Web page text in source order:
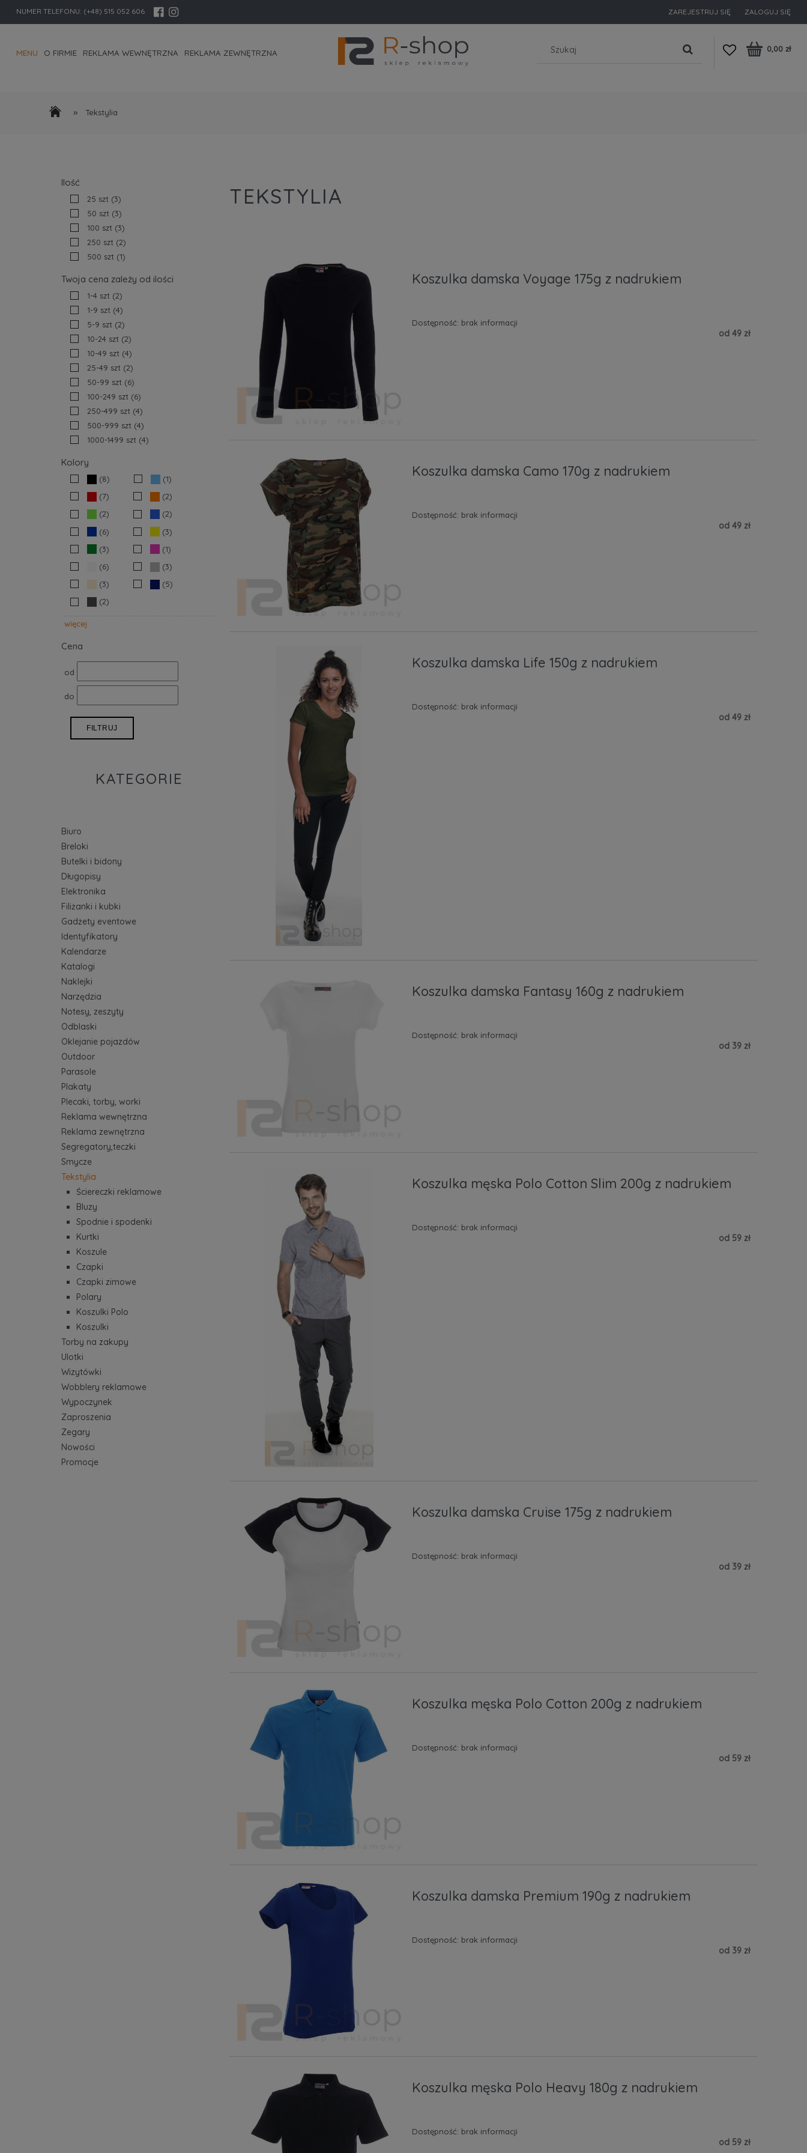
NUMER TELEFONU: (+48) 515 052 606 ZAREJESTRUJ SIĘ ZALOGUJ SIĘ
MENU O FIRMIE REKLAMA WEWNĘTRZNA REKLAMA ZEWNĘTRZNA 0,00 zł
» Tekstylia
Ilość
25 szt (3)
50 szt (3)
100 szt (3)
250 szt (2)
500 szt (1)
Twoja cena zależy od ilości
1-4 szt (2)
1-9 szt (4)
5-9 szt (2)
10-24 szt (2)
10-49 szt (4)
25-49 szt (2)
50-99 szt (6)
100-249 szt (6)
250-499 szt (4)
500-999 szt (4)
1000-1499 szt (4)
Kolory
(8)
(1)
(7)
(2)
(2)
(2)
(6)
(3)
(3)
(1)
(6)
(3)
(3)
(5)
(2)
więcej
Cena
od
do
FILTRUJ
KATEGORIE
Biuro
Breloki
Butelki i bidony
Długopisy
Elektronika
Filiżanki i kubki
Gadżety eventowe
Identyfikatory
Kalendarze
Katalogi
Naklejki
Narzędzia
Notesy, zeszyty
Odblaski
Oklejanie pojazdów
Outdoor
Parasole
Plakaty
Plecaki, torby, worki
Reklama wewnętrzna
Reklama zewnętrzna
Segregatory,teczki
Smycze
Tekstylia
Ściereczki reklamowe
Bluzy
Spodnie i spodenki
Kurtki
Koszule
Czapki
Czapki zimowe
Polary
Koszulki Polo
Koszulki
Torby na zakupy
Ulotki
Wizytówki
Wobblery reklamowe
Wypoczynek
Zaproszenia
Zegary
Nowości
Promocje
TEKSTYLIA
Koszulka damska Voyage 175g z nadrukiem
Dostępność: brak informacji
od 49 zł
Koszulka damska Camo 170g z nadrukiem
Dostępność: brak informacji
od 49 zł
Koszulka damska Life 150g z nadrukiem
Dostępność: brak informacji
od 49 zł
Koszulka damska Fantasy 160g z nadrukiem
Dostępność: brak informacji
od 39 zł
Koszulka męska Polo Cotton Slim 200g z nadrukiem
Dostępność: brak informacji
od 59 zł
Koszulka damska Cruise 175g z nadrukiem
Dostępność: brak informacji
od 39 zł
Koszulka męska Polo Cotton 200g z nadrukiem
Dostępność: brak informacji
od 59 zł
Koszulka damska Premium 190g z nadrukiem
Dostępność: brak informacji
od 39 zł
Koszulka męska Polo Heavy 180g z nadrukiem
Dostępność: brak informacji
od 59 zł